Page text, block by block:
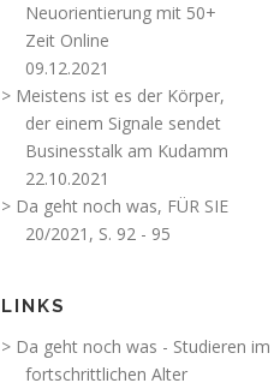
Neuorientierung mit 50+
Zeit Online
09.12.2021
> Meistens ist es der Körper,
der einem Signale sendet
Businesstalk am Kudamm
22.10.2021
> Da geht noch was, FÜR SIE
20/2021, S. 92 - 95
LINKS
> Da geht noch was - Studieren im
fortschrittlichen Alter